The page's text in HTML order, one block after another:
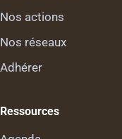
Nos actions
Nos réseaux
Adhérer
Ressources